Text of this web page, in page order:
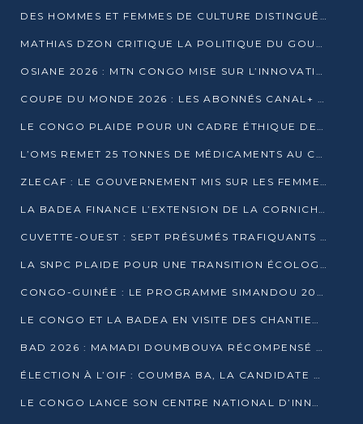
DES HOMMES ET FEMMES DE CULTURE DISTINGUÉS POUR LEUR ENGAGEMENT PAR BANTOU CULTURE
MATHIAS DZON CRITIQUE LA POLITIQUE DU GOUVERNEMENT ET ALERTE SUR LA DETTE DU CONGO
OSIANE 2026 : MTN CONGO MISE SUR L’INNOVATION POUR RELEVER LES DÉFIS AFRICAINS
COUPE DU MONDE 2026 : LES ABONNÉS CANAL+ AU CONGO DÉÇUS À QUELQUES JOURS DU COUP D’ENVOI
LE CONGO PLAIDE POUR UN CADRE ÉTHIQUE DE L’INTELLIGENCE ARTIFICIELLE À DAKAR
L’OMS REMET 25 TONNES DE MÉDICAMENTS AU CONGO POUR RENFORCER LA RIPOSTE AUX ÉPIDÉMIES
ZLECAF : LE GOUVERNEMENT MIS SUR LES FEMMES ENTREPRENEURES
LA BADEA FINANCE L’EXTENSION DE LA CORNICHE SUD DE BRAZZAVILLE
CUVETTE-OUEST : SEPT PRÉSUMÉS TRAFIQUANTS DE FAUNE INTERPELLÉS À EWO ET KELLÉ
LA SNPC PLAIDE POUR UNE TRANSITION ÉCOLOGIQUE PROGRESSIVE
CONGO-GUINÉE : LE PROGRAMME SIMANDOU 2040 AU CŒUR DES ÉCHANGES À LA BAD
LE CONGO ET LA BADEA EN VISITE DES CHANTIERS
BAD 2026 : MAMADI DOUMBOUYA RÉCOMPENSÉ PAR LE TROPHÉE BABACAR NDIAYE À BRAZZAVILLE
ÉLECTION À L’OIF : COUMBA BA, LA CANDIDATE DISCRÈTE QUI BOUSCULE LE JEU DIPLOMATIQUE
LE CONGO LANCE SON CENTRE NATIONAL D’INNOVATION